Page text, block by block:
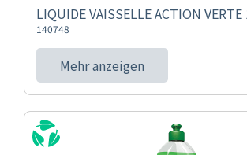
LIQUIDE VAISSELLE ACTION VERTE
140748
Mehr anzeigen